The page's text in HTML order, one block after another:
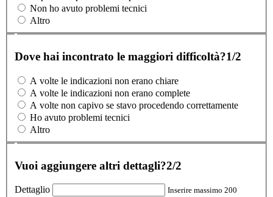
Non ho avuto problemi tecnici
Altro
Dove hai incontrato le maggiori difficoltà?1/2
A volte le indicazioni non erano chiare
A volte le indicazioni non erano complete
A volte non capivo se stavo procedendo correttamente
Ho avuto problemi tecnici
Altro
Vuoi aggiungere altri dettagli?2/2
Dettaglio
Inserire massimo 200